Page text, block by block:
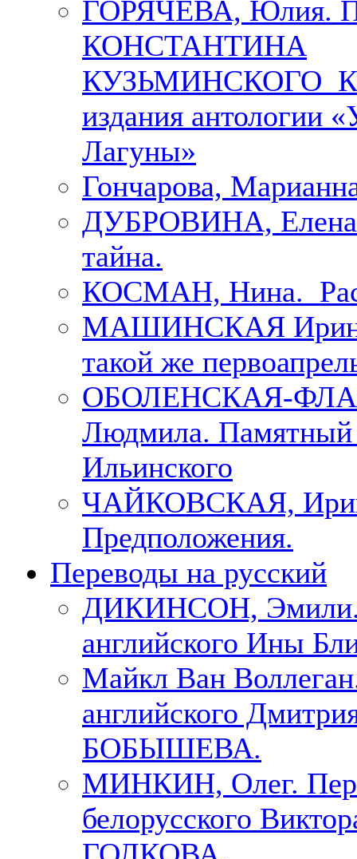
ГОРЯЧЕВА, Юлия.
КОНСТАНТИНА
КУЗЬМИНСКОГО К
издания антологии
Лагуны»
Гончарова,
ДУБРОВИНА,
тайна.
КОСМАН, Нина.
МАШИНСКАЯ
такой же
ОБОЛЕНСКАЯ-
Людмила. Памятный
Ильинского
ЧАЙКОВСКАЯ,
Предположения.
Переводы на русский
ДИКИНСОН, Эмили.
английского Ины
Майкл Ван
английского
БОБЫШЕВА.
МИНКИН, Олег.
белорусского